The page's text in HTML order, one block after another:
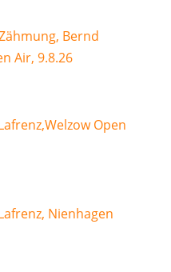
Bernd
Air, 9.8.26
Open
Nienhagen